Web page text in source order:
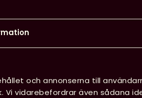
och annonserna till
Vi vidarebefordrar även sådana
av barn-
Böcker